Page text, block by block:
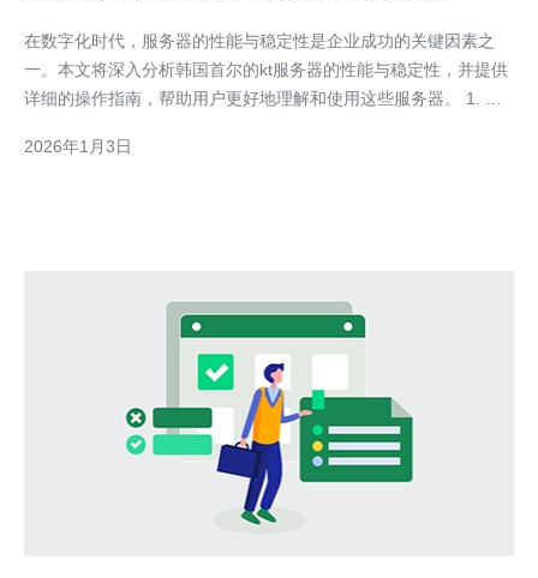
在数字化时代，服务器的性能与稳定性是企业成功的关键因素之
一。本文将深入分析韩国首尔的kt服务器的性能与稳定性，并提供
详细的操作指南，帮助用户更好地理解和使用这些服务器。 1. 了
信公司，提供多种类型的
2026年1月3日